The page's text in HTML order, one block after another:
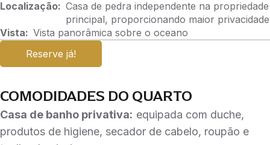
Localização: Casa de pedra independente na propriedade
principal, proporcionando maior privacidade
Vista: Vista panorâmica sobre o oceano
Reserve já!
COMODIDADES DO QUARTO
Casa de banho privativa: equipada com duche,
produtos de higiene, secador de cabelo, roupão e